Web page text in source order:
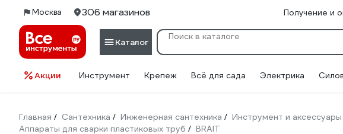
Москва 306 магазинов Получение и
Каталог
Акции Инструмент Крепеж Всё для сада Электрика
Главная / Сантехника / Инженерная сантехника / Инструмент и
Аппараты для сварки пластиковых труб / BRAIT